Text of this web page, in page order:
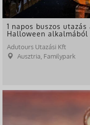
1 napos buszos
Halloween alkalmából
Adutours Utazási Kft
Ausztria, Familypark